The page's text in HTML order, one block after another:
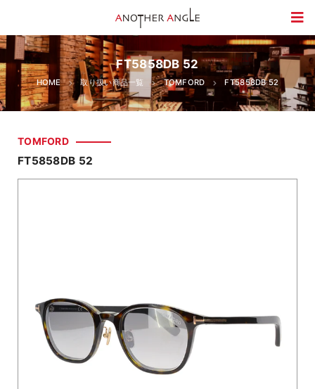
FT5858DB 52
HOME 取り扱い商品一覧 TOMFORD FT5858DB 52
TOMFORD
FT5858DB 52